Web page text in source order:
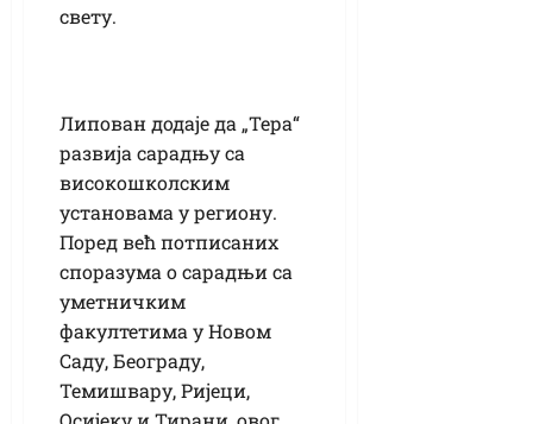
свету.
Липован додаје да „Тера“
развија сарадњу са
високошколским
установама у региону.
Поред већ потписаних
споразума о сарадњи са
уметничким
факултетима у Новом
Саду, Београду,
Темишвару, Ријеци,